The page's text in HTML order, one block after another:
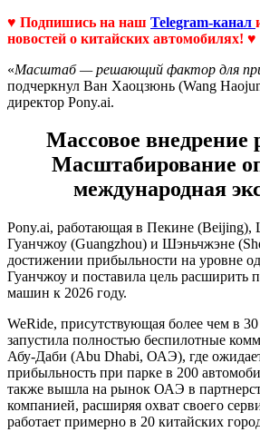
♥ Подпишись на наш Telegram-канал
новостей о китайских автомобилях! ♥
«Масштаб — решающий фактор для
подчеркнул Ван Хаоцзюнь (Wang
директор Pony.ai.
Массовое внедрение
Масштабирование
международная
Pony.ai, работающая в Пекине (Beijing),
Гуанчжоу (Guangzhou) и Шэньчжэне
достижении прибыльности на уровне
Гуанчжоу и поставила цель расширить
машин к 2026 году.
WeRide, присутствующая более чем в
запустила полностью беспилотные
Абу-Даби (Abu Dhabi, ОАЭ), где
прибыльность при парке в 200
также вышла на рынок ОАЭ в
компанией, расширяя охват своего
работает примерно в 20 китайских